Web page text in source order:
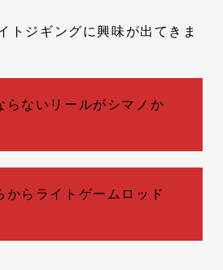
トジギングに興味が出てきま
らないリールがシマノか
からライトゲームロッド